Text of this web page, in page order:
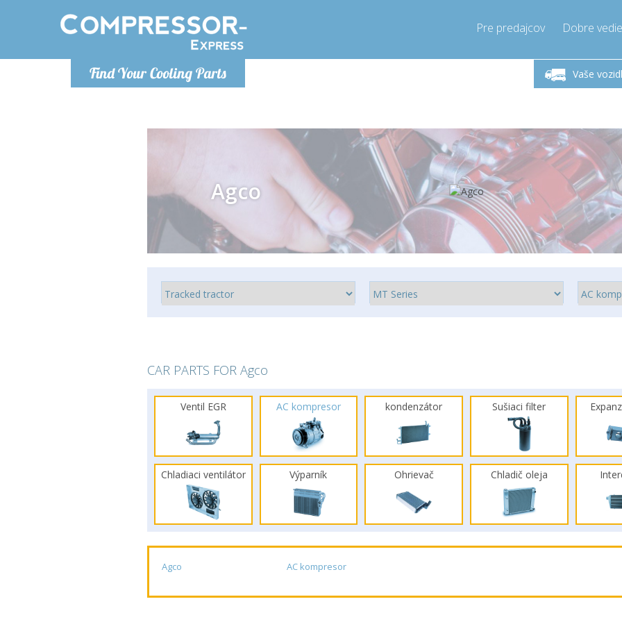
Find Your Cooling Parts
Pre predajcov Dobre
Vaše
Pondelok-Piatok 9-17h
Zavolajte teraz!
+421905357897
Agco
CAR PARTS FOR Agco
Ventil EGR AC kompresor kondenzátor Sušiaci filter
Chladiaci ventilátor Výparník Ohrievač Chladič oleja
Agco AC kompresor